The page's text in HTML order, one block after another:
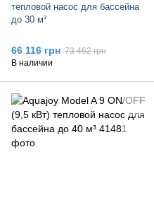
тепловой насос для бассейна
до 30 м³
66 116 грн 73 462 грн
В наличии